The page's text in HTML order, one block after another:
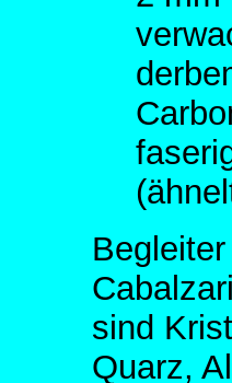
sind
Quarz,